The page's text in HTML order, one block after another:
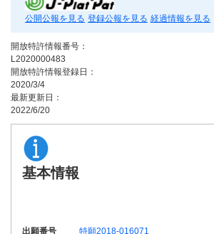
公開公報を見る 登録公報を見る 経過情報を見る
開放特許情報番号：
L2020000483
開放特許情報登録日：
2020/3/4
最新更新日：
2022/6/20
基本情報
出願番号
特願2018-016071